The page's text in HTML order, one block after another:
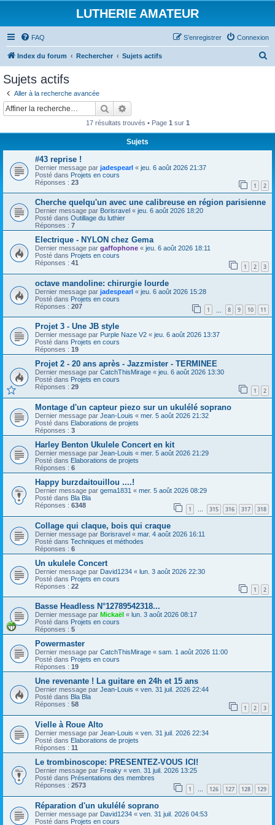
LUTHERIE AMATEUR
FAQ Connexion
S’enregistrer
Index du forum Rechercher Sujets actifs
Sujets actifs
Aller à la recherche avancée
Rechercher
17 résultats trouvés • Page 1 sur 1
Sujets
#43 reprise !
Dernier message par jadespearl « jeu. 6 août 2026 21:37
Posté dans Projets en cours
Réponses : 23 1 2
Cherche quelqu'un avec une calibreuse en région parisienne
Dernier message par Borisravel « jeu. 6 août 2026 18:20
Posté dans Outillage du luthier
Réponses : 7
Electrique - NYLON chez Gema
Dernier message par gaffophone « jeu. 6 août 2026 18:11
Posté dans Projets en cours
Réponses : 41 1 2 3
octave mandoline: chirurgie lourde
Dernier message par jadespearl « jeu. 6 août 2026 15:28
Posté dans Projets en cours
Réponses : 207 1 8 9 10 11
Projet 3 - Une JB style
Dernier message par Purple Naze V2 « jeu. 6 août 2026 13:37
Posté dans Projets en cours
Réponses : 19
Projet 2 - 20 ans après - Jazzmister - TERMINEE
Dernier message par CatchThisMirage « jeu. 6 août 2026 13:30
Posté dans Projets en cours
Réponses : 29 1 2
Montage d'un capteur piezo sur un ukulélé soprano
Dernier message par Jean-Louis « mer. 5 août 2026 21:32
Posté dans Elaborations de projets
Réponses : 3
Harley Benton Ukulele Concert en kit
Dernier message par Jean-Louis « mer. 5 août 2026 21:29
Posté dans Elaborations de projets
Réponses : 6
Happy burzdaitouillou ....!
Dernier message par gema1831 « mer. 5 août 2026 08:29
Posté dans Bla Bla
Réponses : 6348 1 … 315 316 317 318
Collage qui claque, bois qui craque
Dernier message par Borisravel « mar. 4 août 2026 16:11
Posté dans Techniques et méthodes
Réponses : 6
Un ukulele Concert
Dernier message par David1234 « lun. 3 août 2026 22:30
Posté dans Projets en cours
Réponses : 22 1 2
Basse Headless N°12789542318...
Dernier message par Mickaël « lun. 3 août 2026 08:17
Posté dans Projets en cours
Réponses : 5
Powermaster
Dernier message par CatchThisMirage « sam. 1 août 2026 11:00
Posté dans Projets en cours
Réponses : 19
Une revenante ! La guitare en 24h et 15 ans
Dernier message par Jean-Louis « ven. 31 juil. 2026 22:44
Posté dans Bla Bla
Réponses : 58 1 2 3
Vielle à Roue Alto
Dernier message par Jean-Louis « ven. 31 juil. 2026 22:34
Posté dans Elaborations de projets
Réponses : 11
Le trombinoscope: PRESENTEZ-VOUS ICI!
Dernier message par Freaky « ven. 31 juil. 2026 13:25
Posté dans Présentations des membres
Réponses : 2573 1 … 126 127 128 129
Réparation d'un ukulélé soprano
Dernier message par David1234 « ven. 31 juil. 2026 04:53
Posté dans Projets en cours